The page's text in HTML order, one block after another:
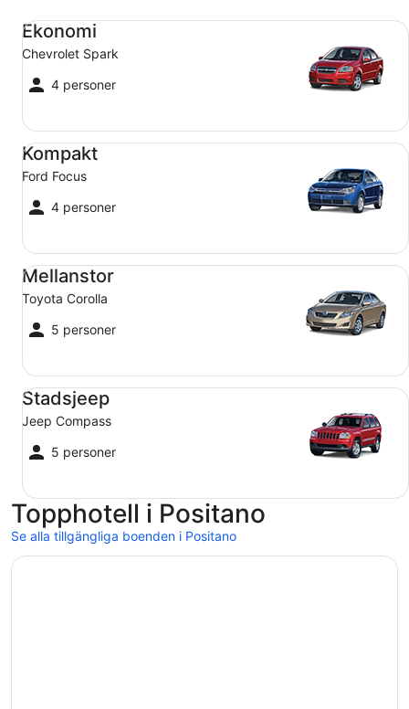
Ekonomi
Chevrolet Spark
4 personer
Ekonomi Chevrolet Spark
Kompakt
Ford Focus
4 personer
Kompakt Ford Focus
Mellanstor
Toyota Corolla
5 personer
Mellanstor Toyota Corolla
Stadsjeep
Jeep Compass
5 personer
Stadsjeep Jeep Compass
Topphotell i Positano
Se alla tillgängliga boenden i Positano
Öppnas i ett nytt fönster
Hotel Royal Positano